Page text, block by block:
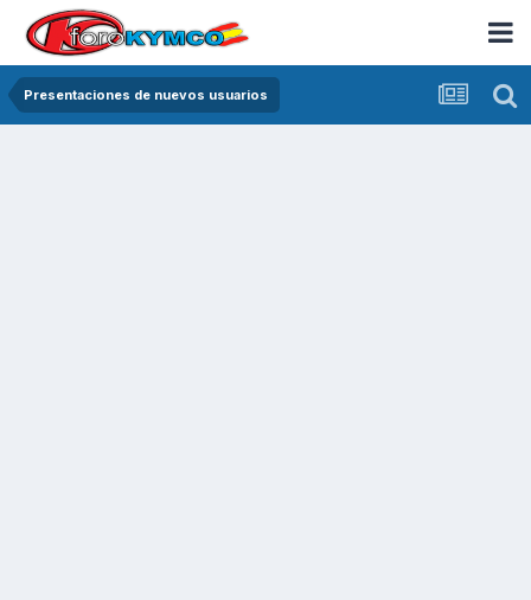
Presentaciones de nuevos usuarios